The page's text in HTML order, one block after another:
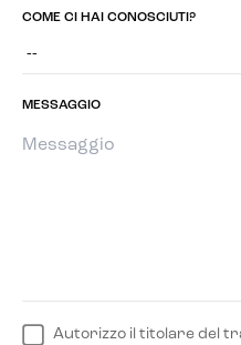
COME CI HAI CONOSCIUTI?
MESSAGGIO
Autorizzo il titolare del